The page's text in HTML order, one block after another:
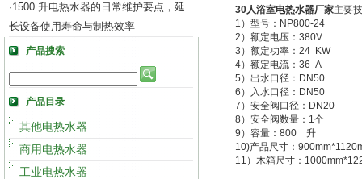
·1500 升电热水器的日常维护要点，延
长设备使用寿命与制热效率
产品搜索
产品目录
其他电热水器
商用电热水器
工业电热水器
30人浴室电热水器厂家主要
1）型号：NP800-24
2）额定电压：380V
3）额定功率：24 KW
4）额定电流：36 A
5）出水口径：DN50
6）入水口径：DN50
7）安全阀口径：DN20
8）安全阀数量：1个
9）容量：800 升
10)产品尺寸：
11）木箱尺寸：